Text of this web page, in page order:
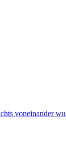
voneinander